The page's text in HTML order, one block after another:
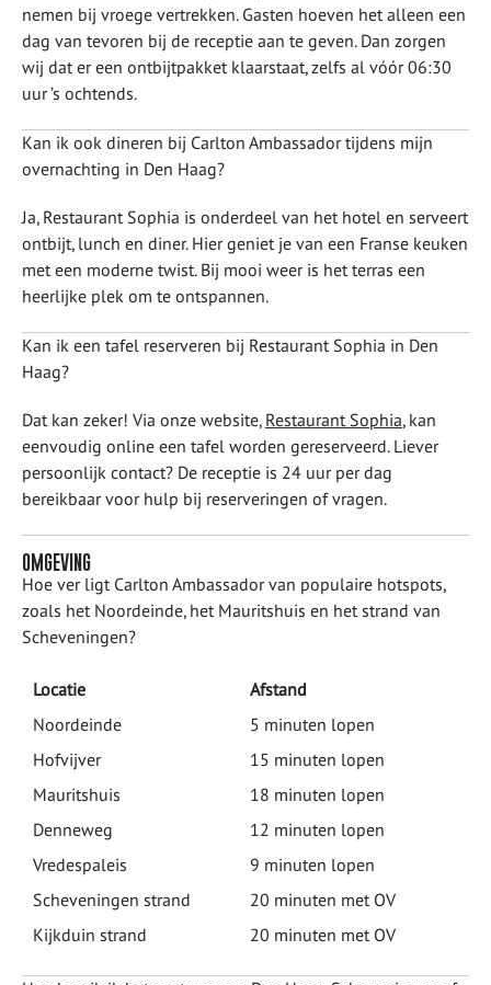
nemen bij vroege vertrekken. Gasten hoeven het alleen een
dag van tevoren bij de receptie aan te geven. Dan zorgen
wij dat er een ontbijtpakket klaarstaat, zelfs al vóór 06:30
uur ’s ochtends.
Kan ik ook dineren bij Carlton Ambassador tijdens mijn
overnachting in Den Haag?
Ja, Restaurant Sophia is onderdeel van het hotel en serveert
ontbijt, lunch en diner. Hier geniet je van een Franse keuken
met een moderne twist. Bij mooi weer is het terras een
heerlijke plek om te ontspannen.
Kan ik een tafel reserveren bij Restaurant Sophia in Den
Haag?
Dat kan zeker! Via onze website, Restaurant Sophia, kan
eenvoudig online een tafel worden gereserveerd. Liever
persoonlijk contact? De receptie is 24 uur per dag
bereikbaar voor hulp bij reserveringen of vragen.
OMGEVING
Hoe ver ligt Carlton Ambassador van populaire hotspots,
zoals het Noordeinde, het Mauritshuis en het strand van
Scheveningen?
Locatie
Afstand
Noordeinde
5 minuten lopen
Hofvijver
15 minuten lopen
Mauritshuis
18 minuten lopen
Denneweg
12 minuten lopen
Vredespaleis
9 minuten lopen
Scheveningen strand
20 minuten met OV
Kijkduin strand
20 minuten met OV